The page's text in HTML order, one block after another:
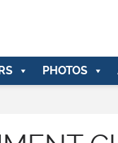
PHOTOS